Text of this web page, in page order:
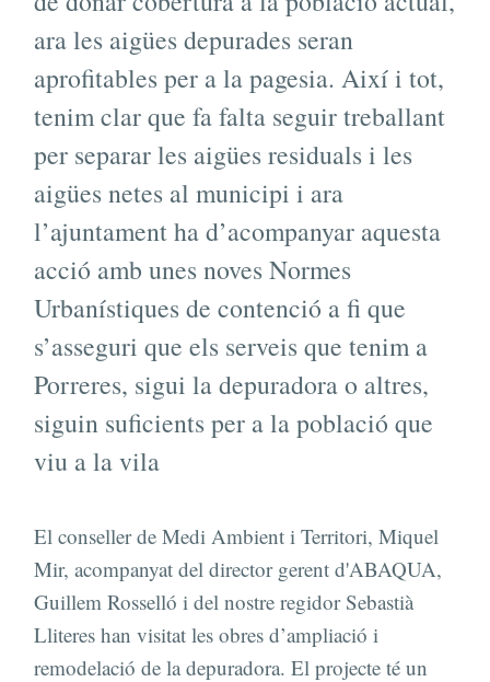
ara les aigües depurades seran
aprofitables per a la pagesia. Així i tot,
tenim clar que fa falta seguir treballant
per separar les aigües residuals i les
aigües netes al municipi i ara
l’ajuntament ha d’acompanyar aquesta
acció amb unes noves Normes
Urbanístiques de contenció a fi que
s’asseguri que els serveis que tenim a
Porreres, sigui la depuradora o altres,
siguin suficients per a la població que
viu a la vila
El conseller de Medi Ambient i Territori, Miquel
Mir, acompanyat del director gerent d'ABAQUA,
Guillem Rosselló i del nostre regidor Sebastià
Lliteres han visitat les obres d’ampliació i
remodelació de la depuradora. El projecte té un